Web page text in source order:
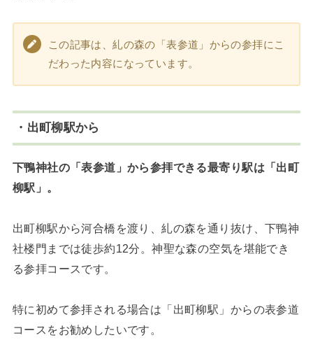
この記事は、糺の森の「表参道」からの参拝にこ
だわった内容になっています。
・出町柳駅から
下鴨神社の「表参道」から参拝できる最寄り駅は「出町
柳駅」。
出町柳駅から河合橋を渡り、糺の森を通り抜け、下鴨神
社楼門までは徒歩約12分。神聖な森の空気を堪能でき
る参拝コースです。
特に初めて参拝される場合は「出町柳駅」からの表参道
コースをお勧めしたいです。